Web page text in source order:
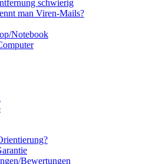
schwierig
man Viren-Mails?
Notebook
Bewertungen